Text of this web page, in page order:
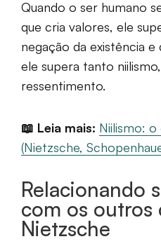
Quando o ser humano
que cria valores, ele
negação da existência
ele supera tanto
ressentimento.
📖 Leia mais: Niilismo:
(Nietzsche,
Relacionando
com os outros
Nietzsche